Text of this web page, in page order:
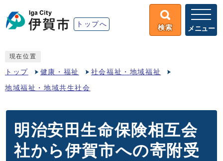
トップへ 検索 メニュー
現在位置
トップ 健康・福祉 社会福祉・地域福祉
地域福祉・地域共生社会
明治安田生命保険相互会
社から伊賀市への寄附受